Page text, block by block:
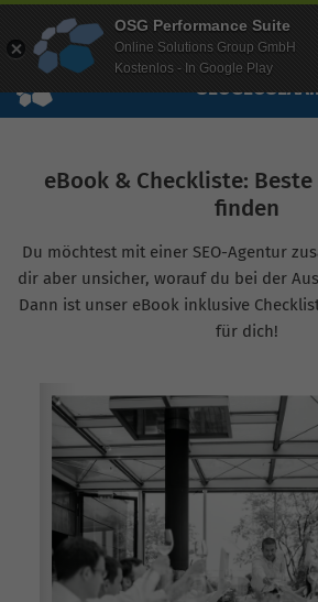
Wissen Free Checks Über uns
SEOGEOSEA
eBook & Checkliste: Beste
finden
Du möchtest mit einer SEO-Agentur
dir aber unsicher, worauf du bei der
Dann ist unser eBook inklusive
für dich!
OSG Performance Suite
Online Solutions Group GmbH
Kostenlos - In Google Play